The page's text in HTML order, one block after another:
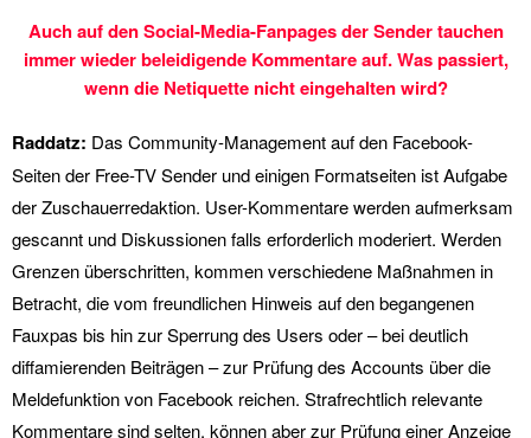
Auch auf den Social-Media-Fanpages der Sender tauchen
immer wieder beleidigende Kommentare auf. Was passiert,
wenn die Netiquette nicht eingehalten wird?
Raddatz: Das Community-Management auf den Facebook-
Seiten der Free-TV Sender und einigen Formatseiten ist Aufgabe
der Zuschauerredaktion. User-Kommentare werden aufmerksam
gescannt und Diskussionen falls erforderlich moderiert. Werden
Grenzen überschritten, kommen verschiedene Maßnahmen in
Betracht, die vom freundlichen Hinweis auf den begangenen
Fauxpas bis hin zur Sperrung des Users oder – bei deutlich
diffamierenden Beiträgen – zur Prüfung des Accounts über die
Meldefunktion von Facebook reichen. Strafrechtlich relevante
Kommentare sind selten, können aber zur Prüfung einer Anzeige